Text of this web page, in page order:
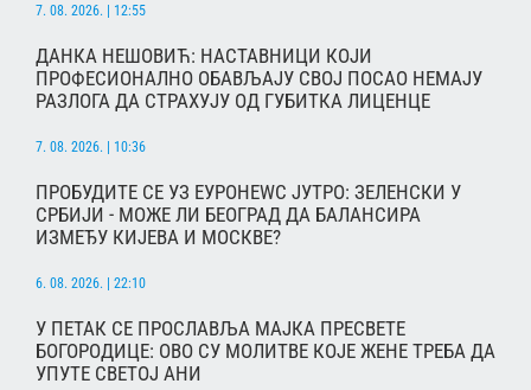
7. 08. 2026. | 12:55
ДАНКА НЕШОВИЋ: НАСТАВНИЦИ КОЈИ
ПРОФЕСИОНАЛНО ОБАВЉАЈУ СВОЈ ПОСАО НЕМАЈУ
РАЗЛОГА ДА СТРАХУЈУ ОД ГУБИТКА ЛИЦЕНЦЕ
7. 08. 2026. | 10:36
ПРОБУДИТЕ СЕ УЗ ЕУРОНЕWС ЈУТРО: ЗЕЛЕНСКИ У
СРБИЈИ - МОЖЕ ЛИ БЕОГРАД ДА БАЛАНСИРА
ИЗМЕЂУ КИЈЕВА И МОСКВЕ?
6. 08. 2026. | 22:10
У ПЕТАК СЕ ПРОСЛАВЉА МАЈКА ПРЕСВЕТЕ
БОГОРОДИЦЕ: ОВО СУ МОЛИТВЕ КОЈЕ ЖЕНЕ ТРЕБА ДА
УПУТЕ СВЕТОЈ АНИ